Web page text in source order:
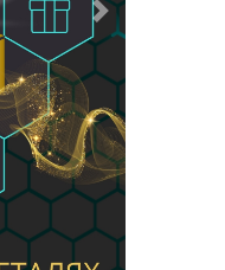
Следующий